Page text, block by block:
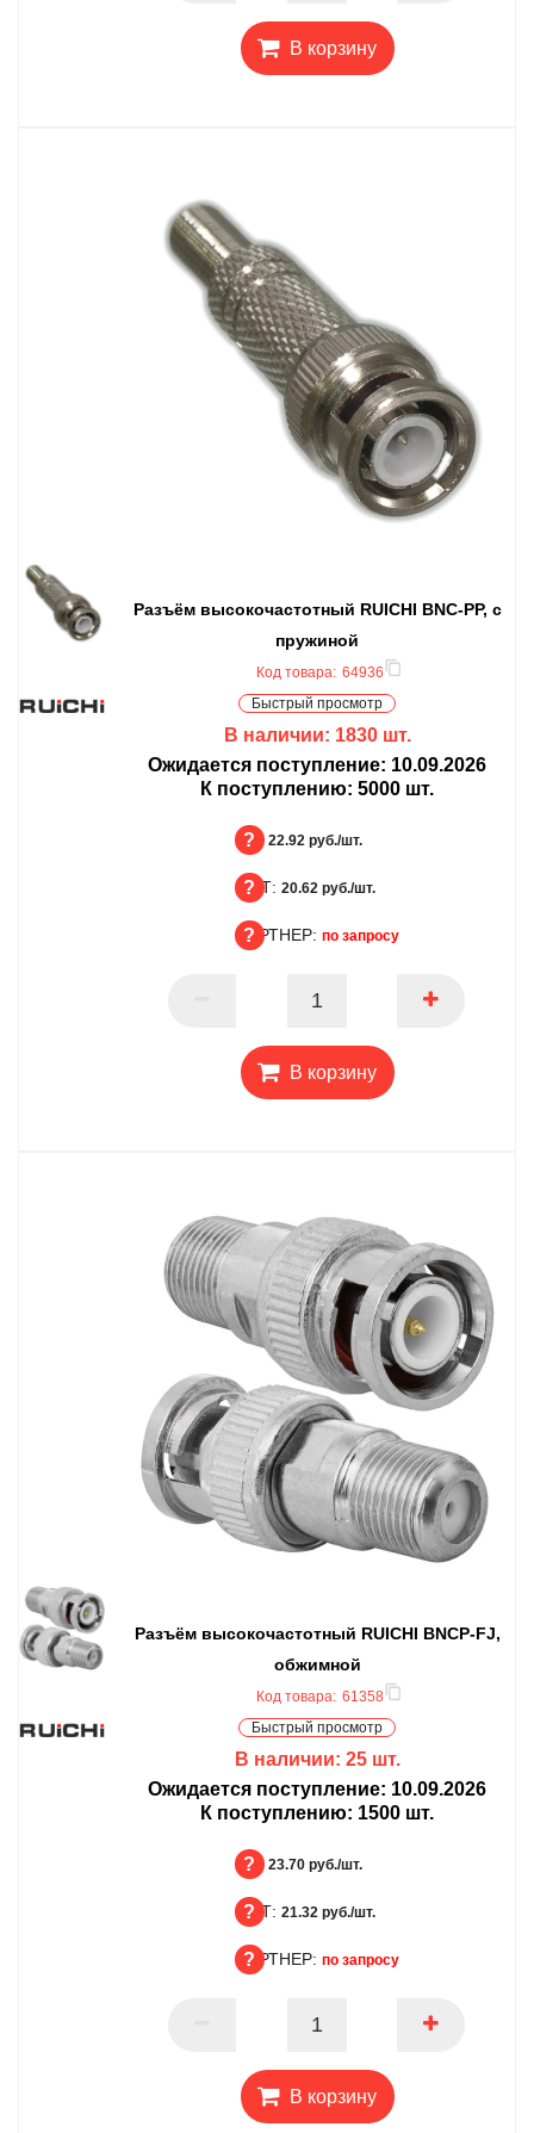
В корзину
Разъём высокочастотный RUICHI BNC-PP, с
пружиной
Код товара: 64936
Быстрый просмотр
В наличии: 1830шт.
Ожидается поступление: 10.09.2026
К поступлению: 5000 шт.
БЦ: 22.92 руб./шт.
ОПТ: 20.62 руб./шт.
ПАРТНЕР: по запросу
В корзину
Разъём высокочастотный RUICHI BNCP-FJ,
обжимной
Код товара: 61358
Быстрый просмотр
В наличии: 25шт.
Ожидается поступление: 10.09.2026
К поступлению: 1500 шт.
БЦ: 23.70 руб./шт.
ОПТ: 21.32 руб./шт.
ПАРТНЕР: по запросу
В корзину